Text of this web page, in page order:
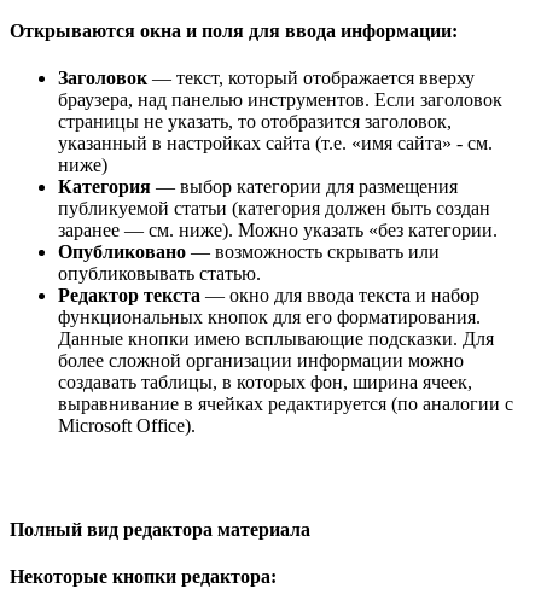
Открываются окна и поля для ввода информации:
Заголовок — текст, который отображается вверху
браузера, над панелью инструментов. Если заголовок
страницы не указать, то отобразится заголовок,
указанный в настройках сайта (т.е. «имя сайта» - см.
ниже)
Категория — выбор категории для размещения
публикуемой статьи (категория должен быть создан
заранее — см. ниже). Можно указать «без категории.
Опубликовано — возможность скрывать или
опубликовывать статью.
Редактор текста — окно для ввода текста и набор
функциональных кнопок для его форматирования.
Данные кнопки имею всплывающие подсказки. Для
более сложной организации информации можно
создавать таблицы, в которых фон, ширина ячеек,
выравнивание в ячейках редактируется (по аналогии с
Microsoft Office).
Полный вид редактора материала
Некоторые кнопки редактора: